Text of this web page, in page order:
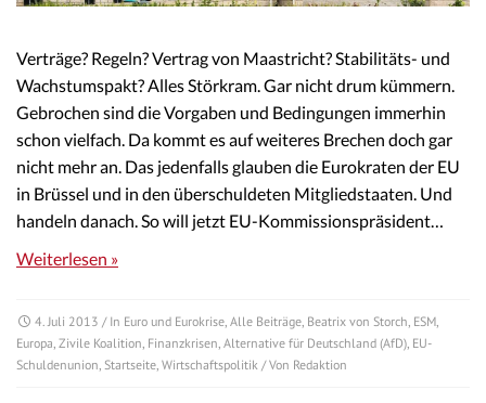
Verträge? Regeln? Vertrag von Maastricht? Stabilitäts- und
Wachstumspakt? Alles Störkram. Gar nicht drum kümmern.
Gebrochen sind die Vorgaben und Bedingungen immerhin
schon vielfach. Da kommt es auf weiteres Brechen doch gar
nicht mehr an. Das jedenfalls glauben die Eurokraten der EU
in Brüssel und in den überschuldeten Mitgliedstaaten. Und
handeln danach. So will jetzt EU-Kommissionspräsident…
Weiterlesen »
4. Juli 2013 / In Euro und Eurokrise Alle Beiträge Beatrix von Storch ESM
Europa Zivile Koalition Finanzkrisen Alternative für Deutschland (AfD) EU-
Schuldenunion Startseite Wirtschaftspolitik / Von Redaktion